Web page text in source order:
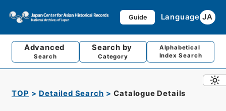
Guide Language JA
Advanced
Search
Search by
Category
Alphabetical
Index Search
TOP Detailed Search Catalogue Details